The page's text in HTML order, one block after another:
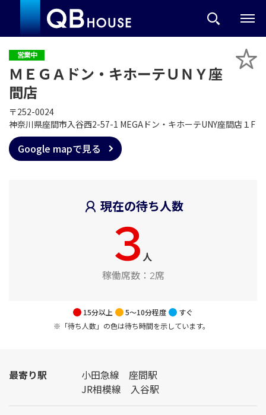
営業中
ＭＥＧＡドン・キホーテＵＮＹ座
間店
〒252-0024
神奈川県座間市入谷西2-57-1 MEGAドン・キホーテUNY座間店１F
Google mapで見る
現在の待ち人数
3 人
稼働席数： 2席
15分以上 5～10分程度
すぐ
※「待ち人数」の色は待ち時間を示しています。
最寄り駅
小田急線 座間駅
JR相模線 入谷駅